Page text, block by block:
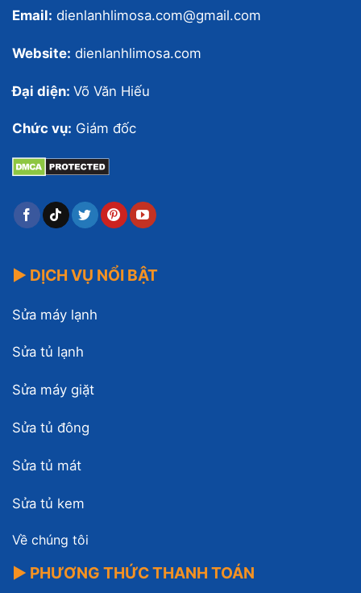
Email: dienlanhlimosa.com@gmail.com
Website: dienlanhlimosa.com
Đại diện: Võ Văn Hiếu
Chức vụ: Giám đốc
▶ DỊCH VỤ NỔI BẬT
Sửa máy lạnh
Sửa tủ lạnh
Sửa máy giặt
Sửa tủ đông
Sửa tủ mát
Sửa tủ kem
Về chúng tôi
▶ PHƯƠNG THỨC THANH TOÁN